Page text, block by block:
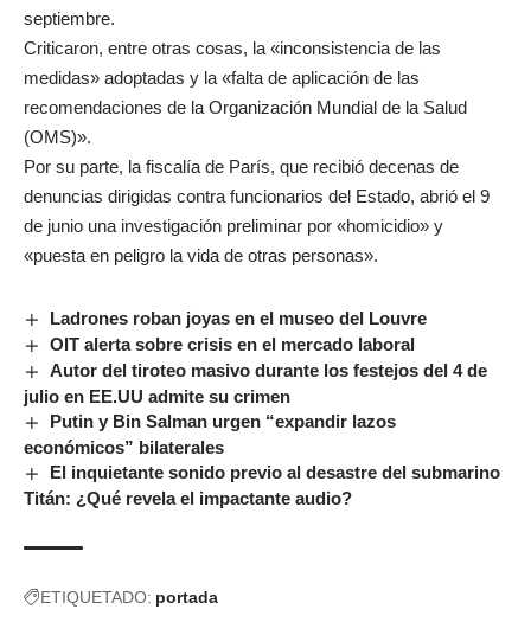
septiembre.
Criticaron, entre otras cosas, la «inconsistencia de las
medidas» adoptadas y la «falta de aplicación de las
recomendaciones de la Organización Mundial de la Salud
(OMS)».
Por su parte, la fiscalía de París, que recibió decenas de
denuncias dirigidas contra funcionarios del Estado, abrió el 9
de junio una investigación preliminar por «homicidio» y
«puesta en peligro la vida de otras personas».
Ladrones roban joyas en el museo del Louvre
OIT alerta sobre crisis en el mercado laboral
Autor del tiroteo masivo durante los festejos del 4 de
julio en EE.UU admite su crimen
Putin y Bin Salman urgen “expandir lazos
económicos” bilaterales
El inquietante sonido previo al desastre del submarino
Titán: ¿Qué revela el impactante audio?
ETIQUETADO: portada